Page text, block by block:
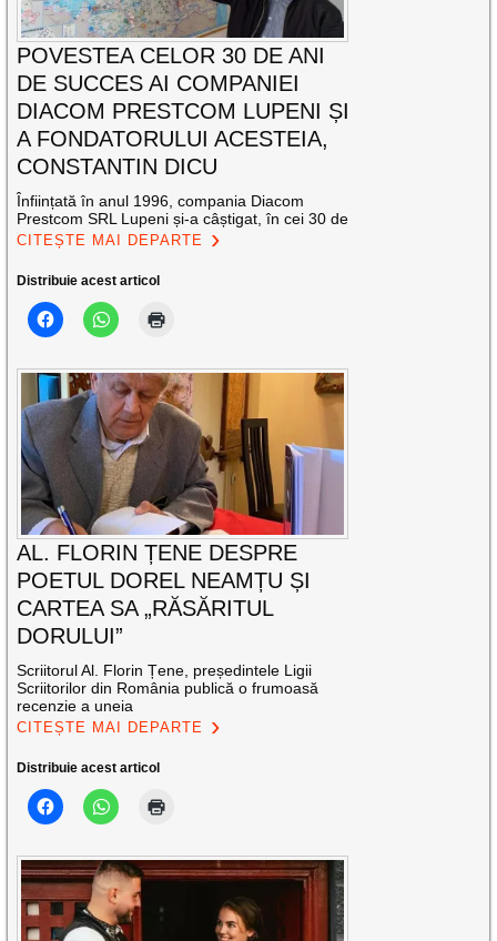
POVESTEA CELOR 30 DE ANI
DE SUCCES AI COMPANIEI
DIACOM PRESTCOM LUPENI ȘI
A FONDATORULUI ACESTEIA,
CONSTANTIN DICU
Înființată în anul 1996, compania Diacom
Prestcom SRL Lupeni și-a câștigat, în cei 30 de
CITEȘTE MAI DEPARTE
Distribuie acest articol
AL. FLORIN ȚENE DESPRE
POETUL DOREL NEAMȚU ȘI
CARTEA SA „RĂSĂRITUL
DORULUI”
Scriitorul Al. Florin Țene, președintele Ligii
Scriitorilor din România publică o frumoasă
recenzie a uneia
CITEȘTE MAI DEPARTE
Distribuie acest articol